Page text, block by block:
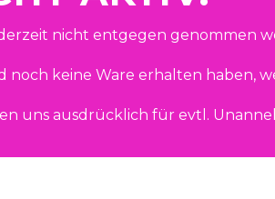
nicht entgegen genommen
keine Ware erhalten haben,
uns ausdrücklich für evtl.